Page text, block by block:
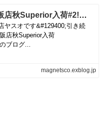
9月13日(土)大阪店秋Superior入荷#2!②Military編Part2! Euro Military!! | magnets vintage clothing コダワリがある大人の為に。
ヤスオです&#129400;引き続
店秋Superior入荷
ブログ...
magnetsco.exblog.jp